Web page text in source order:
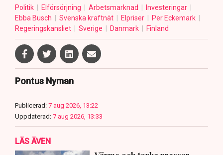
Politik Elförsörjning Arbetsmarknad
Investeringar
Ebba Busch
Svenska kraftnät Elpriser
Per Eckemark
Regeringskansliet
Sverige Danmark Finland
Pontus Nyman
Publicerad: 7 aug 2026, 13:22
Uppdaterad: 7 aug 2026, 13:33
LÄS ÄVEN